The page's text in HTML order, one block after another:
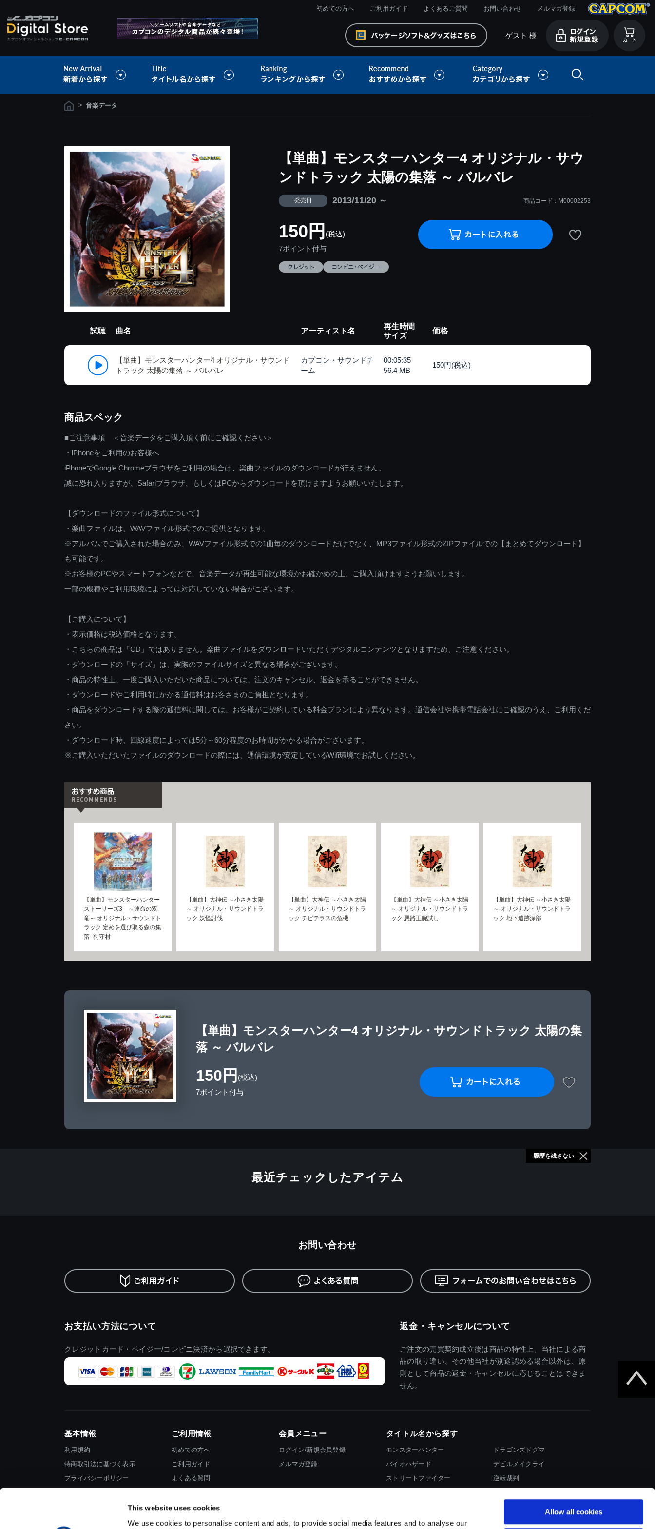
This website uses cookies
We use cookies to personalise content and ads, to provide social media features and to analyse our
Allow all cookies
初めての方へ ご利用ガイド よくあるご質問 お問い合わせ メルマガ登録
ゲスト 様
> 音楽データ
【単曲】モンスターハンター4 オリジナル・サウ
ンドトラック 太陽の集落 ～ バルバレ
発売日 2013/11/20 ～ 商品コード：M00002253
150円 (税込)
7ポイント付与
試聴 曲名 アーティスト名
再生時間
サイズ
価格
【単曲】モンスターハンター4 オリジナル・サウンド
トラック 太陽の集落 ～ バルバレ
カプコン・サウンドチ
ーム
00:05:35
56.4 MB
150円(税込)
商品スペック
■ご注意事項 ＜音楽データをご購入頂く前にご確認ください＞
・iPhoneをご利用のお客様へ
iPhoneでGoogle Chromeブラウザをご利用の場合は、楽曲ファイルのダウンロードが行えません。
誠に恐れ入りますが、Safariブラウザ、もしくはPCからダウンロードを頂けますようお願いいたします。
【ダウンロードのファイル形式について】
・楽曲ファイルは、WAVファイル形式でのご提供となります。
※アルバムでご購入された場合のみ、WAVファイル形式での1曲毎のダウンロードだけでなく、MP3ファイル形式のZIPファイルでの【まとめてダウンロード】
も可能です。
※お客様のPCやスマートフォンなどで、音楽データが再生可能な環境かお確かめの上、ご購入頂けますようお願いします。
一部の機種やご利用環境によっては対応していない場合がございます。
【ご購入について】
・表示価格は税込価格となります。
・こちらの商品は「CD」ではありません。楽曲ファイルをダウンロードいただくデジタルコンテンツとなりますため、ご注意ください。
・ダウンロードの「サイズ」は、実際のファイルサイズと異なる場合がございます。
・商品の特性上、一度ご購入いただいた商品については、注文のキャンセル、返金を承ることができません。
・ダウンロードやご利用時にかかる通信料はお客さまのご負担となります。
・商品をダウンロードする際の通信料に関しては、お客様がご契約している料金プランにより異なります。通信会社や携帯電話会社にご確認のうえ、ご利用くだ
さい。
・ダウンロード時、回線速度によっては5分～60分程度のお時間がかかる場合がございます。
※ご購入いただいたファイルのダウンロードの際には、通信環境が安定しているWifi環境でお試しください。
【単曲】モンスターハンター
ストーリーズ3 ～運命の双
竜～ オリジナル・サウンドト
ラック 定めを選び取る森の集
落 -狗守村
【単曲】大神伝 ～小さき太陽
～ オリジナル・サウンドトラ
ック 妖怪討伐
【単曲】大神伝 ～小さき太陽
～ オリジナル・サウンドトラ
ック チビテラスの危機
【単曲】大神伝 ～小さき太陽
～ オリジナル・サウンドトラ
ック 悪路王腕試し
【単曲】大神伝 ～小さき太陽
～ オリジナル・サウンドトラ
ック 地下遺跡深部
【単曲】モンスターハンター4 オリジナル・サウンドトラック 太陽の集
落 ～ バルバレ
150円 (税込)
7ポイント付与
最近チェックしたアイテム
履歴を残さない
お支払い方法について
クレジットカード・ペイジー/コンビニ決済から選択できます。
返金・キャンセルについて
ご注文の売買契約成立後は商品の特性上、当社による商
品の取り違い、その他当社が別途認める場合以外は、原
則として商品の返金・キャンセルに応じることはできま
せん。
お問い合わせ
基本情報
利用規約
特商取引法に基づく表示
プライバシーポリシー
ご利用情報
初めての方へ
ご利用ガイド
よくある質問
会員メニュー
ログイン/新規会員登録
メルマガ登録
タイトル名から探す
モンスターハンター
バイオハザード
ストリートファイター
ドラゴンズドグマ
デビルメイクライ
逆転裁判